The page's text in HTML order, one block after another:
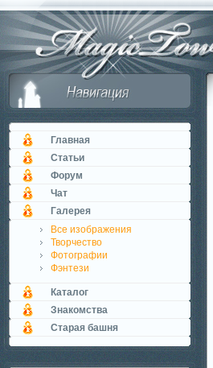
Главная
Статьи
Форум
Чат
Галерея
Все изображения
Творчество
Фотографии
Фэнтези
Каталог
Знакомства
Старая башня